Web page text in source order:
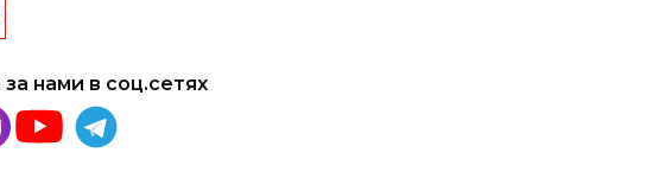
новости